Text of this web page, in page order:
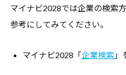
マイナビ2028では企業の検索
参考にしてみてください。
マイナビ2028「企業検索 」